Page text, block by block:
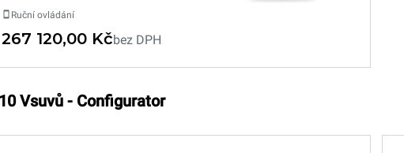
Ruční ovládání
267 120,00 Kčbez DPH
10 Vsuvů - Configurator